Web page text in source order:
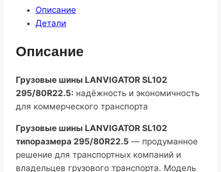
Описание
Детали
Описание
Грузовые шины LANVIGATOR SL102
295/80R22.5: надёжность и экономичность
для коммерческого транспорта
Грузовые шины LANVIGATOR SL102
типоразмера 295/80R22.5 — продуманное
решение для транспортных компаний и
владельцев грузового транспорта. Модель